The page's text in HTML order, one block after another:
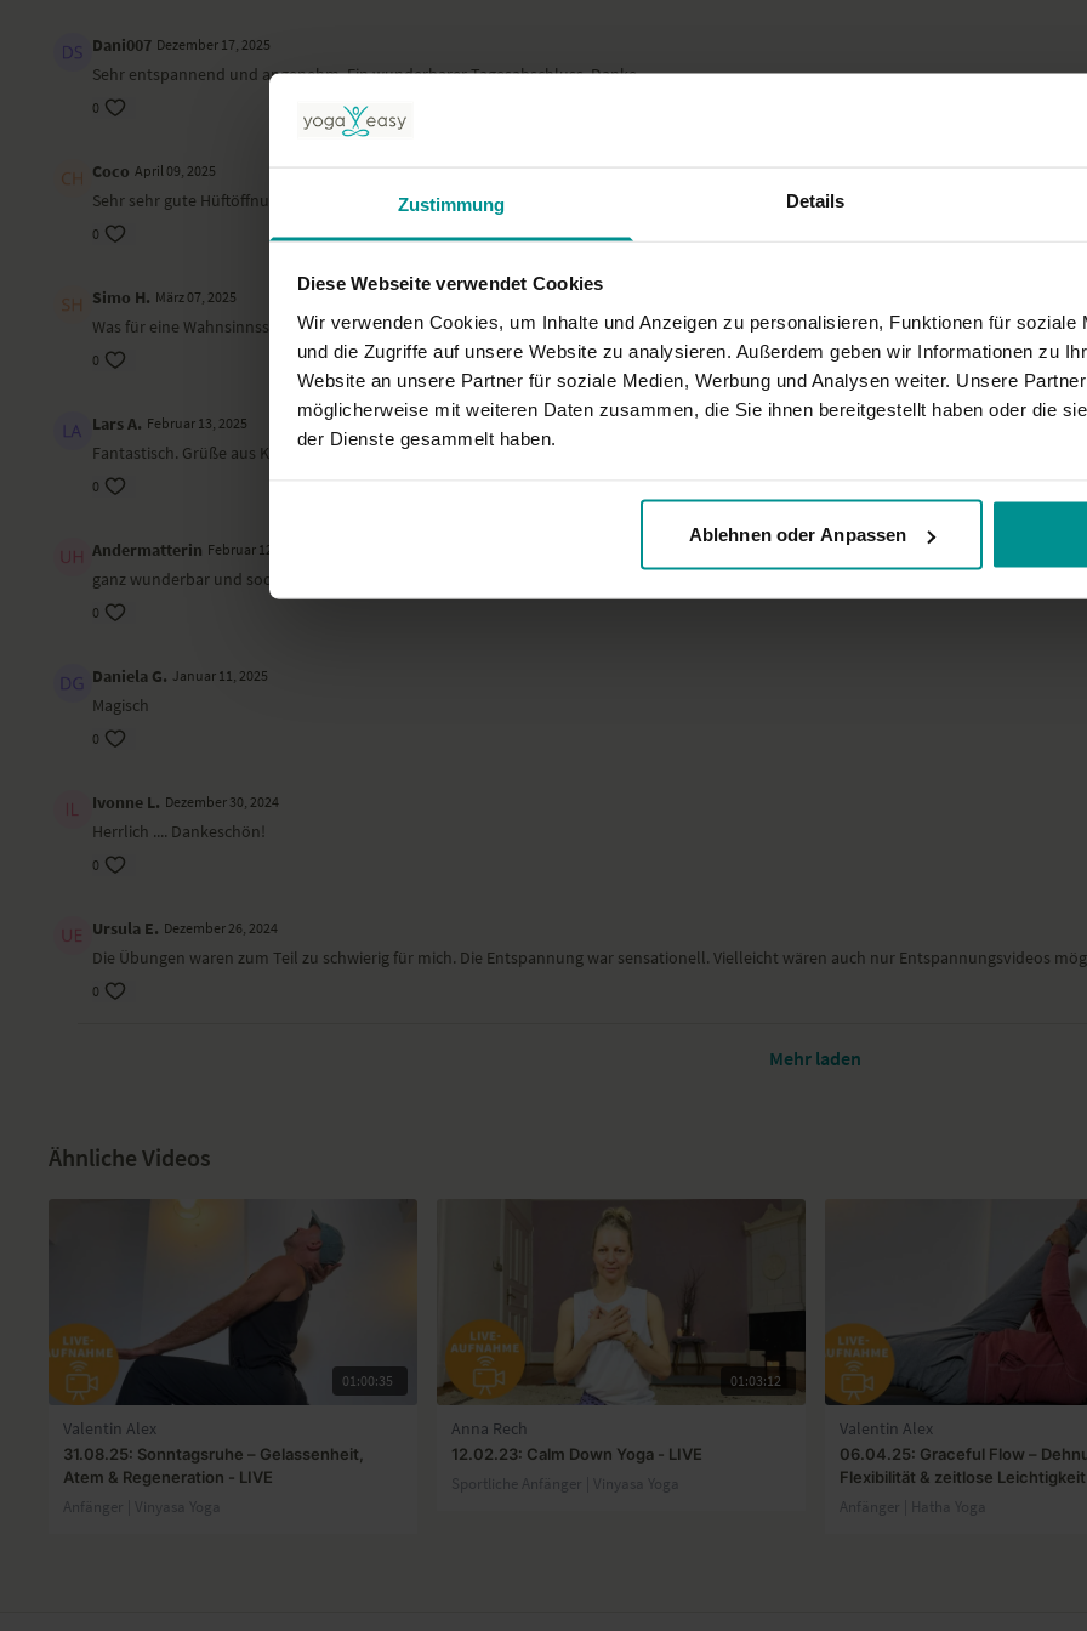
Zustimmung Details
Diese Webseite verwendet Cookies
Wir verwenden Cookies, um Inhalte und Anzeigen zu personalisieren, Funktionen für soziale
und die Zugriffe auf unsere Website zu analysieren. Außerdem geben wir Informationen zu
Website an unsere Partner für soziale Medien, Werbung und Analysen weiter. Unsere
möglicherweise mit weiteren Daten zusammen, die Sie ihnen bereitgestellt haben oder die
der Dienste gesammelt haben.
Ablehnen oder Anpassen
Dani007 Dezember 17, 2025
Sehr entspannend und angenehm. Ein wunderbarer Tagesabschluss. Danke
0
Coco April 09, 2025
Sehr sehr gute Hüftöffnung bzw Dehnung aller Muskelpartien um und im Becken. Die Hypnoseentspannung war der Hammer. Klasse
0
Simo H. März 07, 2025
Was für eine Wahnsinnsstunde - ein aufrichtiges Danke, Valentin! Wunderschön, so wertvoll.
0
Lars A. Februar 13, 2025
Fantastisch. Grüße aus Kiel.
0
Andermatterin Februar 12, 2025
ganz wunderbar und sooo wertvoll, danke lieber Valentin!
0
Daniela G. Januar 11, 2025
Magisch
0
Ivonne L. Dezember 30, 2024
Herrlich .... Dankeschön!
0
Ursula E. Dezember 26, 2024
Die Übungen waren zum Teil zu schwierig für mich. Die Entspannung war sensationell. Vielleicht wären auch nur Entspannungsvideos
0
Mehr laden
Ähnliche Videos
01:00:35
Valentin Alex
31.08.25: Sonntagsruhe – Gelassenheit,
Atem & Regeneration - LIVE
Anfänger | Vinyasa Yoga
01:03:12
Anna Rech
12.02.23: Calm Down Yoga - LIVE
Sportliche Anfänger | Vinyasa Yoga
Valentin Alex
06.04.25: Graceful Flow –
Flexibilität & zeitlose Leichtigkeit
Anfänger | Hatha Yoga